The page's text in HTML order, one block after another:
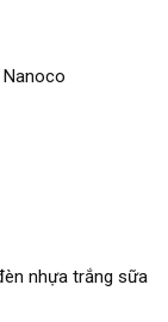
nhựa trắng sữa